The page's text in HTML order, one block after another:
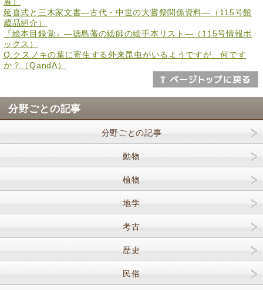
展）
延喜式と三木家文書―古代・中世の大嘗祭関係資料―（115号館
蔵品紹介）
『絵本目録覚』―徳島藩の絵師の絵手本リスト―（115号情報ボ
ックス）
Q.クスノキの葉に寄生する外来昆虫がいるようですが、何です
か？（QandA）
分野ごとの記事
分野ごとの記事
動物
植物
地学
考古
歴史
民俗